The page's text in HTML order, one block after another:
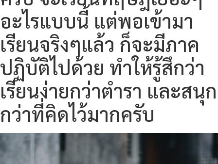
อะไรแบบนี้ แต่พอเข้ามา
เรียนจริงๆแล้ว ก็จะมีภาค
ปฏิบัติไปด้วย ทำให้รู้สึกว่า
เรียนง่ายกว่าตำรา และสนุก
กว่าที่คิดไว้มากครับ